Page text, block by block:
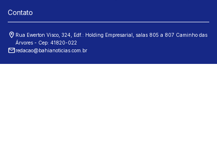
Contato
Rua Ewerton Visco, 324, Edf.: Holding Empresarial, salas 805 a 807 Caminho das
Árvores - Cep: 41820-022
redacao@bahianoticias.com.br